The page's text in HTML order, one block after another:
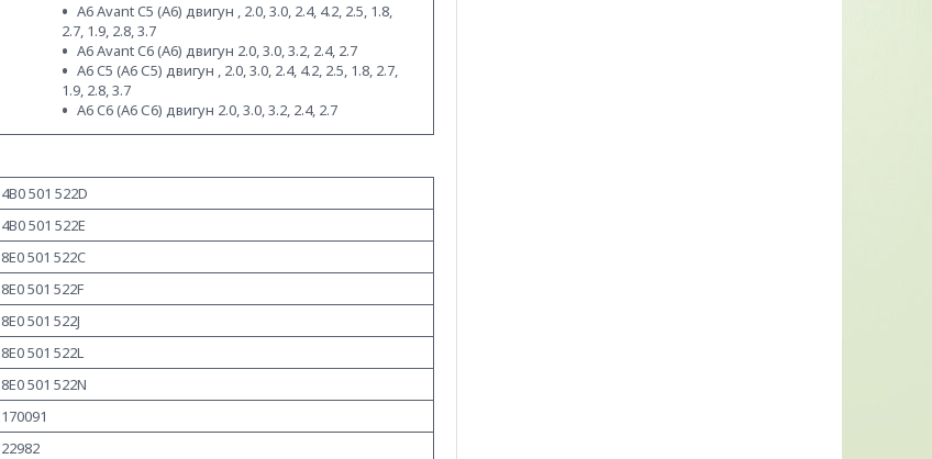
A6 Avant C5 (А6) двигун , 2.0, 3.0, 2.4, 4.2, 2.5, 1.8,
2.7, 1.9, 2.8, 3.7
A6 Avant C6 (А6) двигун 2.0, 3.0, 3.2, 2.4, 2.7
A6 C5 (А6 С5) двигун , 2.0, 3.0, 2.4, 4.2, 2.5, 1.8, 2.7,
1.9, 2.8, 3.7
A6 C6 (А6 С6) двигун 2.0, 3.0, 3.2, 2.4, 2.7
4B0 501 522D
4B0 501 522E
8E0 501 522C
8E0 501 522F
8E0 501 522J
8E0 501 522L
8E0 501 522N
170091
22982